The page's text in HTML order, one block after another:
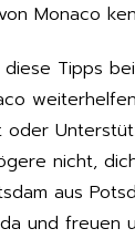
Monaco
Tipps
oder
nicht,
aus
und freuen